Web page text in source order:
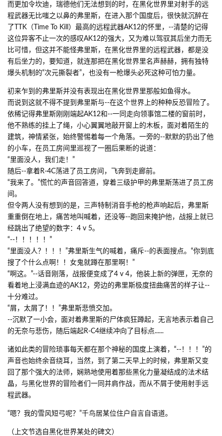
而更加令坎迪，瑞德他们无法想到的时，在黑化世界里对射手的远
程武器无比嗤之以鼻的弗里斯，在进入那个国度后，很快就沉醉在
了TTK（Time To Kill）最高的远程武器AK12的怀里，--清楚的记得
这位异客不止一次的感叹AK12的强大，又为难以驾驭其后坐力而无
比可惜，但这并不能怪弗里斯，在黑化世界里的远程武器，都是没
有后坐力的，要知道，就连那把在黑化世界里名声赫赫，拥有独特
爆头机制的“次元撕裂者”，也没有一枪爆头必死这种可怕力量。
初来乍到的弗里斯并没有表现出在黑化世界里那般如鱼得水。
而说到这就不得不提到弗里斯与--在这个世界上的种种反恐冒险了。
依稀记得弗里斯刚刚端起AK12和--一同走向领事馆二楼的窗前时，
他不熟练的挂上了绳，小心翼翼地敲开窗上的木板，面对着陌生的
建筑，神情紧张，始终警惕着每一个角落。一旁的--默默的扔出了他
的小车，在员工房间里巡视了一圈后果断的说道：
“里面没人，我们走！”
随后--拿着R-4C荡进了员工房间，飞奔到走廊前。
“我来了。”慌忙的声音回答道，穿着三级护甲的弗里斯荡进了员工房
间。
但令两人没有想到的是，三声特制消音手枪的枪声响起后，弗里斯
重重倒在地上，痛苦地叫喊着，还没等--跑回来掩护他，战报上就已
经跳出了绝望的数字：4 v 5。
“--！！！！！”
“里面没人？！！！”弗里斯生气的喊着，痛斥--的表面搜点。“你到底
搜了个什么点啊！！女鬼就蹲在那里啊！”
“啊这。”--话音刚落，战报便变成了4 v 4，他装上新的弹匣，无奈的
看着地上浸满血迹的AK12，旁边的弗里斯极度扭曲痛苦的样子让--
十分难过。
“屑，太屑了！！”弗里斯悲愤交加。
--沉默了一小会，面对着弗里斯的尸体疯狂蹲起，无言地表示着自己
的无奈与悲伤，随后端起R-C4继续冲向了目标点......
诸如此类的冒险琐事每天都在那个神秘的国度上演着，“--！！！”的
声音也始终余音绕耳，当然，到了第二天早上的时候，弗里斯又变
回了那个强大的法师，娴熟地使用着那些黑化力量凝结成的法术结
晶，与黑化世界的冒险者们一同并肩作战，而从不屑于使用射手远
程武器。
“嗯？我的雪风短弓呢？”千鸟居某位住户自言自语道。
（上文节选自黑化世界某处的碑文）